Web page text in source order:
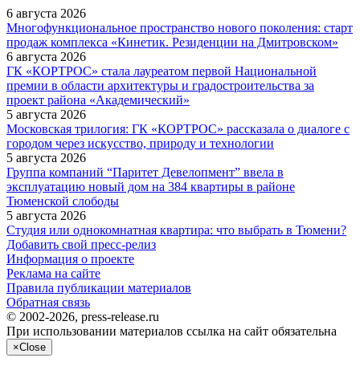
6 августа 2026
Многофункциональное пространство нового поколения: старт
продаж комплекса «Кинетик. Резиденции на Дмитровском»
6 августа 2026
ГК «КОРТРОС» стала лауреатом первой Национальной
премии в области архитектуры и градостроительства за
проект района «Академический»
5 августа 2026
Московская трилогия: ГК «КОРТРОС» рассказала о диалоге с
городом через искусство, природу и технологии
5 августа 2026
Группа компаний “Паритет Девелопмент” ввела в
эксплуатацию новый дом на 384 квартиры в районе
Тюменской слободы
5 августа 2026
Студия или однокомнатная квартира: что выбрать в Тюмени?
Добавить свой пресс-релиз
Информация о проекте
Реклама на сайте
Правила публикации материалов
Обратная связь
© 2002-2026, press-release.ru
При использовании материалов ссылка на сайт обязательна
×Close